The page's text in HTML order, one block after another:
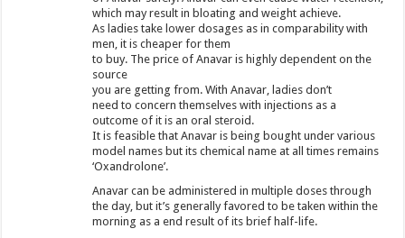
which may result in bloating and weight achieve.
As ladies take lower dosages as in comparability with
men, it is cheaper for them
to buy. The price of Anavar is highly dependent on the
source
you are getting from. With Anavar, ladies don’t
need to concern themselves with injections as a
outcome of it is an oral steroid.
It is feasible that Anavar is being bought under various
model names but its chemical name at all times remains
‘Oxandrolone’.
Anavar can be administered in multiple doses through
the day, but it’s generally favored to be taken within the
morning as a end result of its brief half-life.